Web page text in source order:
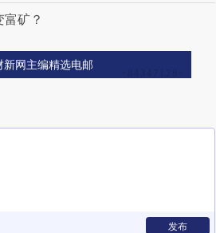
矿？
新网主编精选电邮
发布